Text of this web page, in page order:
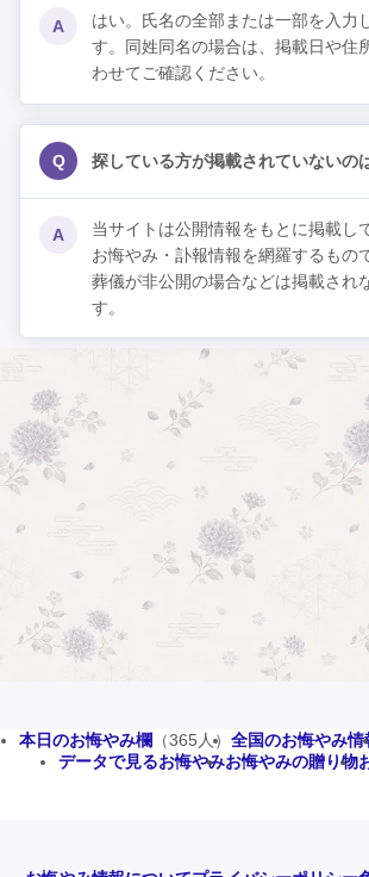
A
はい。氏名の全部または一部を入力
す。同姓同名の場合は、掲載日や住
わせてご確認ください。
Q 探している方が掲載されていないの
A
当サイトは公開情報をもとに掲載し
お悔やみ・訃報情報を網羅するもの
葬儀が非公開の場合などは掲載され
す。
本日のお悔やみ欄 （365人） 全国のお悔やみ情
データで見るお悔やみお悔やみの贈り物